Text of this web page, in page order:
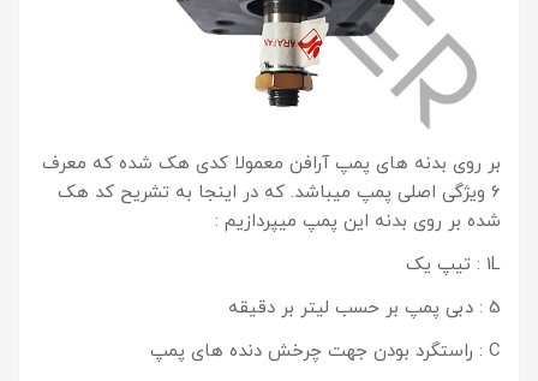
بر روی بدنه های پمپ آرافن معمولا کدی هک شده که معرف
6 ویژگی اصلی پمپ میباشد. که در اینجا به تشریح کد هک
شده بر روی بدنه این پمپ میپردازیم :
1L : تیپ یک
5 : دبی پمپ بر حسب لیتر بر دقیقه
C : راستگرد بودن جهت چرخش دنده های پمپ